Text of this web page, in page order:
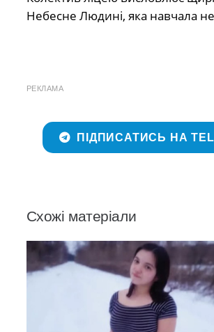
Небесне Людині, яка навчала
РЕКЛАМА
ПІДПИСАТИСЬ НА
Схожі матеріали